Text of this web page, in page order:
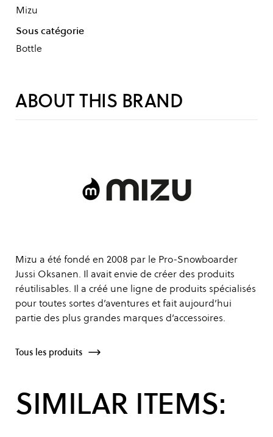
Mizu
Sous catégorie
Bottle
ABOUT THIS BRAND
Mizu a été fondé en 2008 par le Pro-Snowboarder
Jussi Oksanen. Il avait envie de créer des produits
réutilisables. Il a créé une ligne de produits spécialisés
pour toutes sortes d’aventures et fait aujourd’hui
partie des plus grandes marques d’accessoires.
Tous les produits
SIMILAR ITEMS: